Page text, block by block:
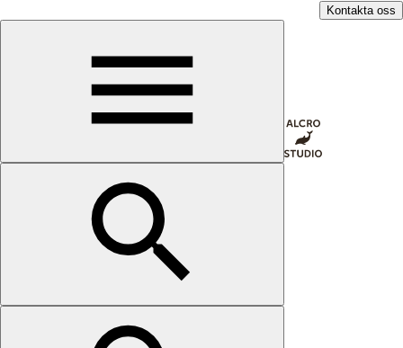
Kontakta oss